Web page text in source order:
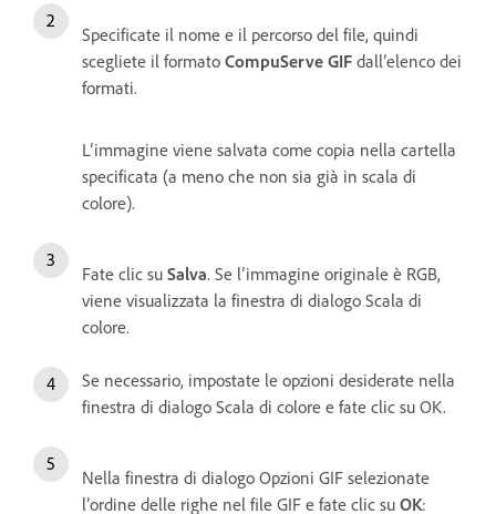
Specificate il nome e il percorso del file, quindi
scegliete il formato CompuServe GIF dall’elenco dei
formati.
L’immagine viene salvata come copia nella cartella
specificata (a meno che non sia già in scala di
colore).
Fate clic su Salva. Se l’immagine originale è RGB,
viene visualizzata la finestra di dialogo Scala di
colore.
Se necessario, impostate le opzioni desiderate nella
finestra di dialogo Scala di colore e fate clic su OK.
Nella finestra di dialogo Opzioni GIF selezionate
l’ordine delle righe nel file GIF e fate clic su OK: